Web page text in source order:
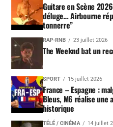
Guitare en Scène
déluge… Airbourne
tonnerre”
RAP-RNB 23 juillet 2026
The Weeknd bat un
SPORT 15 juillet 2026
France – Espagne :
Bleus, M6 réalise une
historique
TÉLÉ / CINÉMA 14 juillet